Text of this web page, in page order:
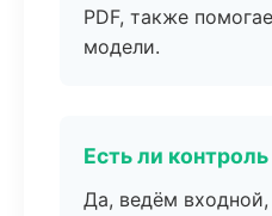
PDF, также
модели.
Есть ли
Да, ведём